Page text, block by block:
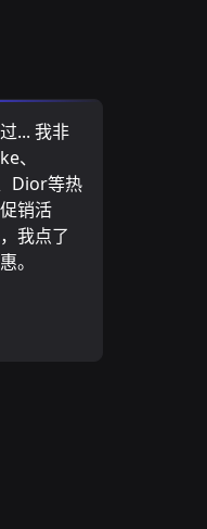
... 我非
、
Dior等热
销活
我点了
。